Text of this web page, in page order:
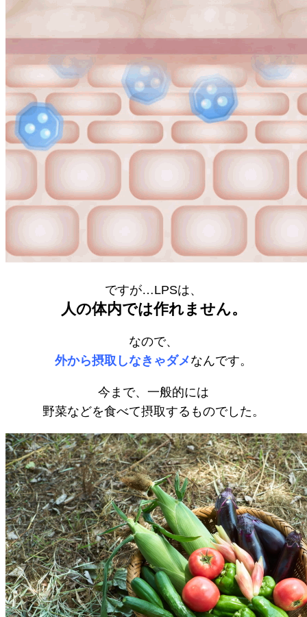
ですが…LPSは、
人の体内では作れません。
なので、
外から摂取しなきゃダメなんです。
今まで、一般的には
野菜などを食べて摂取するものでした。